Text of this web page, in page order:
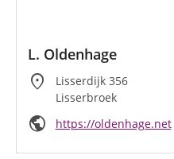
L. Oldenhage
location_on
Lisserdijk 356
Lisserbroek
public https://oldenhage.net